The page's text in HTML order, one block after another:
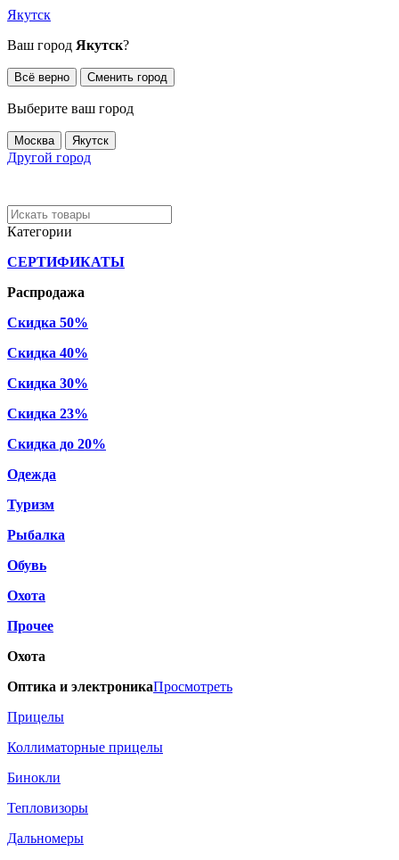
Якутск
Ваш город Якутск?
Всё верно Сменить город
Выберите ваш город
Москва Якутск
Другой город
Категории
СЕРТИФИКАТЫ
Распродажа
Скидка 50%
Скидка 40%
Скидка 30%
Скидка 23%
Скидка до 20%
Одежда
Туризм
Рыбалка
Обувь
Охота
Прочее
Охота
Оптика и электроникаПросмотреть
Прицелы
Коллиматорные прицелы
Бинокли
Тепловизоры
Дальномеры